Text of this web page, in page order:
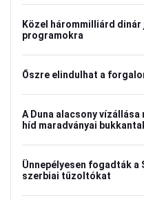
Közel hárommilliárd
programokra
Őszre elindulhat a
A Duna alacsony
híd maradványai
Ünnepélyesen fogadták
szerbiai tűzoltókat